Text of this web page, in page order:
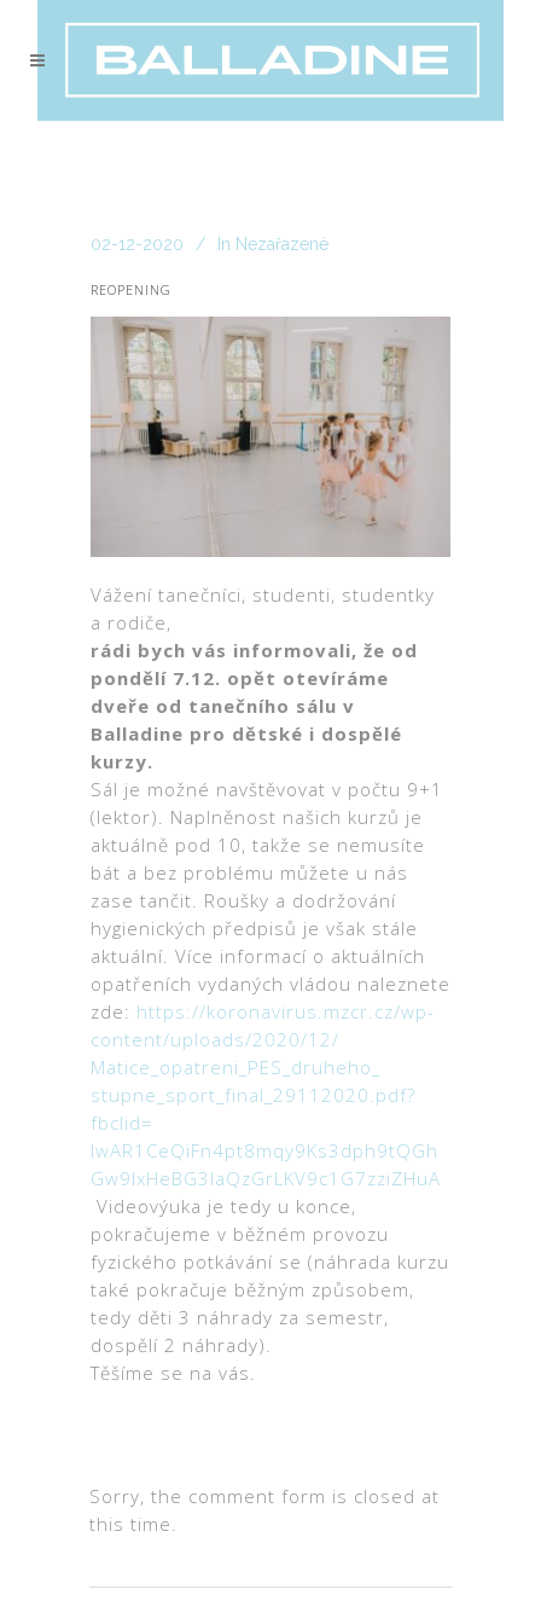
02-12-2020 In Nezařazené
REOPENING
Vážení tanečníci, studenti, studentky
a rodiče,
rádi bych vás informovali, že od
pondělí 7.12. opět otevíráme
dveře od tanečního sálu v
Balladine pro dětské i dospělé
kurzy.
Sál je možné navštěvovat v počtu 9+1
(lektor). Naplněnost našich kurzů je
aktuálně pod 10, takže se nemusíte
bát a bez problému můžete u nás
zase tančit. Roušky a dodržování
hygienických předpisů je však stále
aktuální. Více informací o aktuálních
opatřeních vydaných vládou naleznete
zde: https://koronavirus.mzcr. cz/wp-
content/uploads/2020/12/
Matice_opatreni_PES_druheho_
stupne_sport_final_29112020. pdf?
fbclid=
IwAR1CeQiFn4pt8mqy9Ks3dph9tQGh
Gw9lxHeBG3laQzGrLKV9c1G7zziZHuA
Videovýuka je tedy u konce,
pokračujeme v běžném provozu
fyzického potkávání se (náhrada kurzu
také pokračuje běžným způsobem,
tedy děti 3 náhrady za semestr,
dospělí 2 náhrady).
Těšíme se na vás.
Sorry, the comment form is closed at
this time.